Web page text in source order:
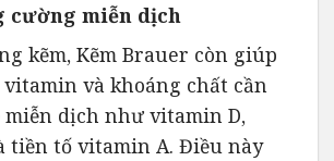
cường miễn dịch
kẽm, Kẽm Brauer còn giúp
vitamin và khoáng chất cần
dịch như vitamin D,
tiền tố vitamin A. Điều này